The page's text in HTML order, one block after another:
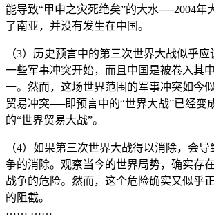
能导致“甲申之灾死绝矣”的大水──2004年
了南亚，并没有发生在中国。
（3）历史预言中的第三次世界大战似乎应
一些军事冲突开始，而且中国是被卷入其
一。然而，这场世界范围的军事冲突如今
贸易冲突──即预言中的“世界大战”已经变
的“世界贸易大战”。
（4）如果第三次世界大战得以消除，会
争的消除。观察当今的世界局势，确实存
战争的危险。然而，这个危险确实又似乎
的阻截。
…… ……